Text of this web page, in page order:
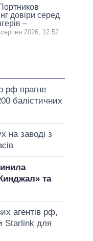
довіри серед
–
2026, 12:52
рф прагне
балістичних
на заводі з
та
агентів рф,
Starlink для